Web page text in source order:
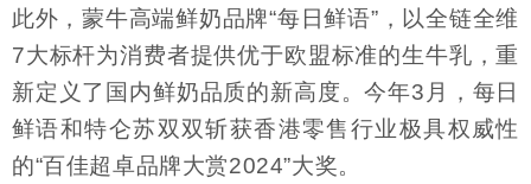
此外，蒙牛高端鲜奶品牌“每日鲜语”，以全链全维
7大标杆为消费者提供优于欧盟标准的生牛乳，重
新定义了国内鲜奶品质的新高度。今年3月，每日
鲜语和特仑苏双双斩获香港零售行业极具权威性
的“百佳超卓品牌大赏2024”大奖。